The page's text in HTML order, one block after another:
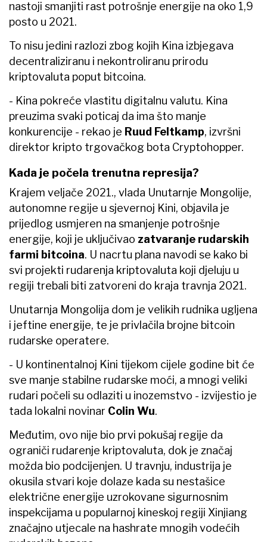
nastoji smanjiti rast potrošnje energije na oko 1,9
posto u 2021.
To nisu jedini razlozi zbog kojih Kina izbjegava
decentraliziranu i nekontroliranu prirodu
kriptovaluta poput bitcoina.
- Kina pokreće vlastitu digitalnu valutu. Kina
preuzima svaki poticaj da ima što manje
konkurencije - rekao je Ruud Feltkamp, izvršni
direktor kripto trgovačkog bota Cryptohopper.
Kada je počela trenutna represija?
Krajem veljače 2021., vlada Unutarnje Mongolije,
autonomne regije u sjevernoj Kini, objavila je
prijedlog usmjeren na smanjenje potrošnje
energije, koji je uključivao zatvaranje rudarskih
farmi bitcoina. U nacrtu plana navodi se kako bi
svi projekti rudarenja kriptovaluta koji djeluju u
regiji trebali biti zatvoreni do kraja travnja 2021.
Unutarnja Mongolija dom je velikih rudnika ugljena
i jeftine energije, te je privlačila brojne bitcoin
rudarske operatere.
- U kontinentalnoj Kini tijekom cijele godine bit će
sve manje stabilne rudarske moći, a mnogi veliki
rudari počeli su odlaziti u inozemstvo - izvijestio je
tada lokalni novinar Colin Wu.
Međutim, ovo nije bio prvi pokušaj regije da
ograniči rudarenje kriptovaluta, dok je značaj
možda bio podcijenjen. U travnju, industrija je
okusila stvari koje dolaze kada su nestašice
električne energije uzrokovane sigurnosnim
inspekcijama u popularnoj kineskoj regiji Xinjiang
značajno utjecale na hashrate mnogih vodećih